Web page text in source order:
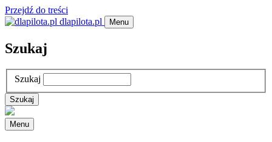
Przejdź do treści
dlapilota.pl
Menu
Szukaj
Szukaj
Menu